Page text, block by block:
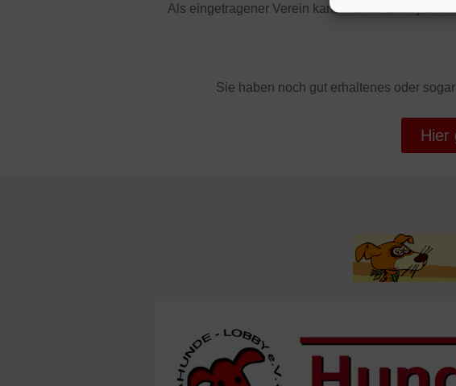
Als eingetragener Verein kann Hunde-Lobby
Sie haben noch gut erhaltenes oder
Hier